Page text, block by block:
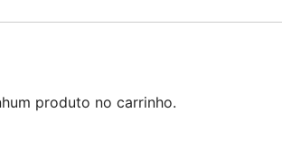
produto no carrinho.